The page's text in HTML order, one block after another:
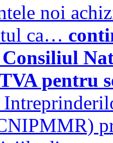
noi
ca…
Consiliul